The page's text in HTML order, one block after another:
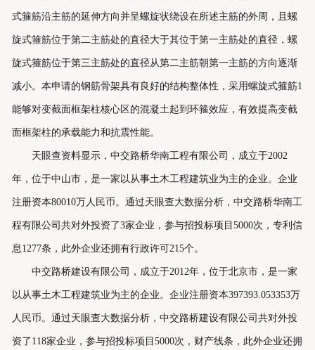
联系我们
式箍筋沿主筋的延伸方向并呈螺旋状绕设在所述主筋的外周，且螺
旋式箍筋位于第二主筋处的直径大于其位于第一主筋处的直径，螺
旋式箍筋位于第三主筋处的直径从第二主筋朝第一主筋的方向逐渐
减小。本申请的钢筋骨架具有良好的结构整体性，采用螺旋式箍筋1
能够对变截面框架柱核心区的混凝土起到环箍效应，有效提高变截
面框架柱的承载能力和抗震性能。
天眼查资料显示，中交路桥华南工程有限公司，成立于2002
年，位于中山市，是一家以从事土木工程建筑业为主的企业。企业
注册资本80010万人民币。通过天眼查大数据分析，中交路桥华南工
程有限公司共对外投资了3家企业，参与招投标项目5000次，专利信
息1277条，此外企业还拥有行政许可215个。
中交路桥建设有限公司，成立于2012年，位于北京市，是一家
以从事土木工程建筑业为主的企业。企业注册资本397393.053353万
人民币。通过天眼查大数据分析，中交路桥建设有限公司共对外投
资了118家企业，参与招投标项目5000次，财产线条，此外企业还拥